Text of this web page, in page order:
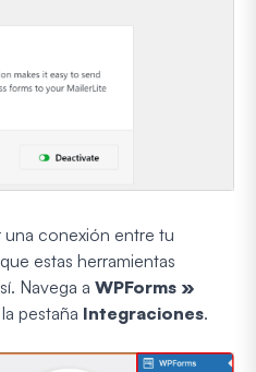
conexión entre tu
estas herramientas
Navega a WPForms »
pestaña Integraciones.